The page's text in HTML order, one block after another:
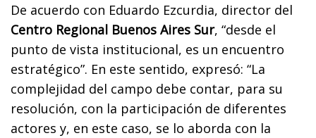
De acuerdo con Eduardo Ezcurdia, director del
Centro Regional Buenos Aires Sur, “desde el
punto de vista institucional, es un encuentro
estratégico”. En este sentido, expresó: “La
complejidad del campo debe contar, para su
resolución, con la participación de diferentes
actores y, en este caso, se lo aborda con la